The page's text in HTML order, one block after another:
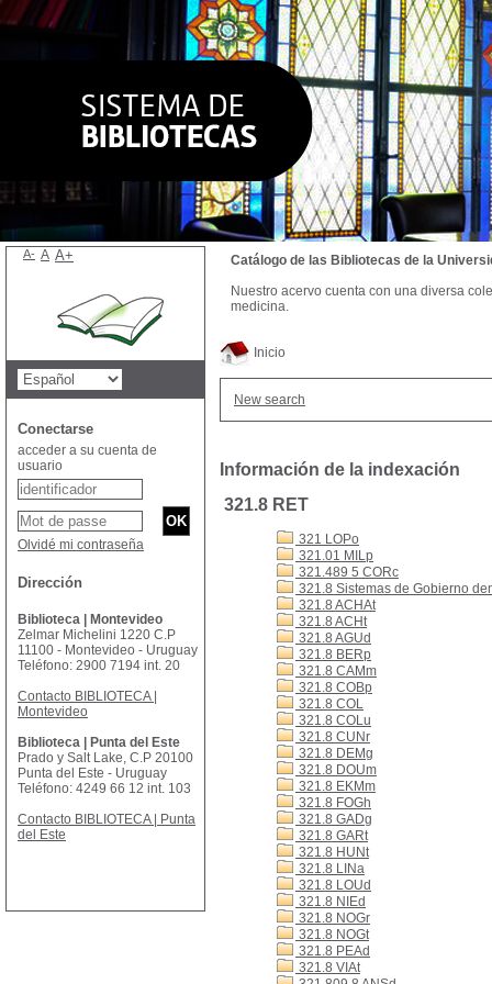
Inicio
New search
Información de la indexación
321.8 RET
321 LOPo
321.01 MILp
321.489 5 CORc
321.8 Sistemas de Gobierno
321.8 ACHAt
321.8 ACHt
321.8 AGUd
321.8 BERp
321.8 CAMm
321.8 COBp
321.8 COL
321.8 COLu
321.8 CUNr
321.8 DEMg
321.8 DOUm
321.8 EKMm
321.8 FOGh
321.8 GADg
321.8 GARt
321.8 HUNt
321.8 LINa
321.8 LOUd
321.8 NIEd
321.8 NOGr
321.8 NOGt
321.8 PEAd
321.8 VIAt
Catálogo de las Bibliotecas de la
Nuestro acervo cuenta con una diversa
medicina.
A- A A+
Conectarse
acceder a su cuenta de
usuario
Olvidé mi contraseña
Dirección
Biblioteca | Montevideo
Zelmar Michelini 1220 C.P
11100 - Montevideo - Uruguay
Teléfono: 2900 7194 int. 20
Contacto BIBLIOTECA |
Montevideo
Biblioteca | Punta del Este
Prado y Salt Lake, C.P 20100
Punta del Este - Uruguay
Teléfono: 4249 66 12 int. 103
Contacto BIBLIOTECA | Punta
del Este